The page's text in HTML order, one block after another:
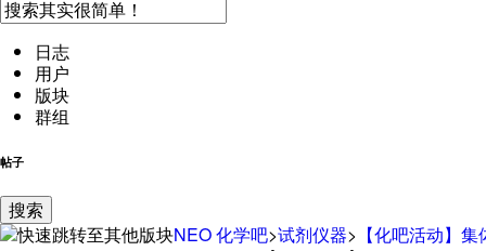
日志
用户
版块
群组
帖子
搜索
NEO化学吧>试剂仪器> 【化吧活动】 集